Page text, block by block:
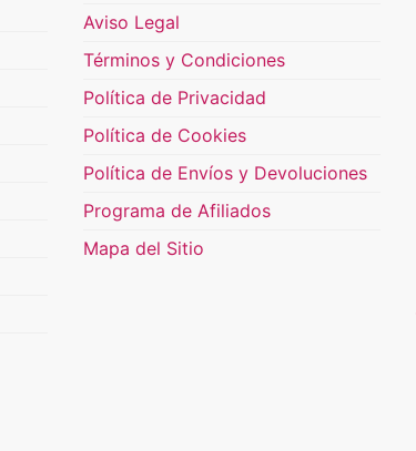
Aviso Legal
Términos y Condiciones
Política de Privacidad
Política de Cookies
Política de Envíos y Devoluciones
Programa de Afiliados
Mapa del Sitio